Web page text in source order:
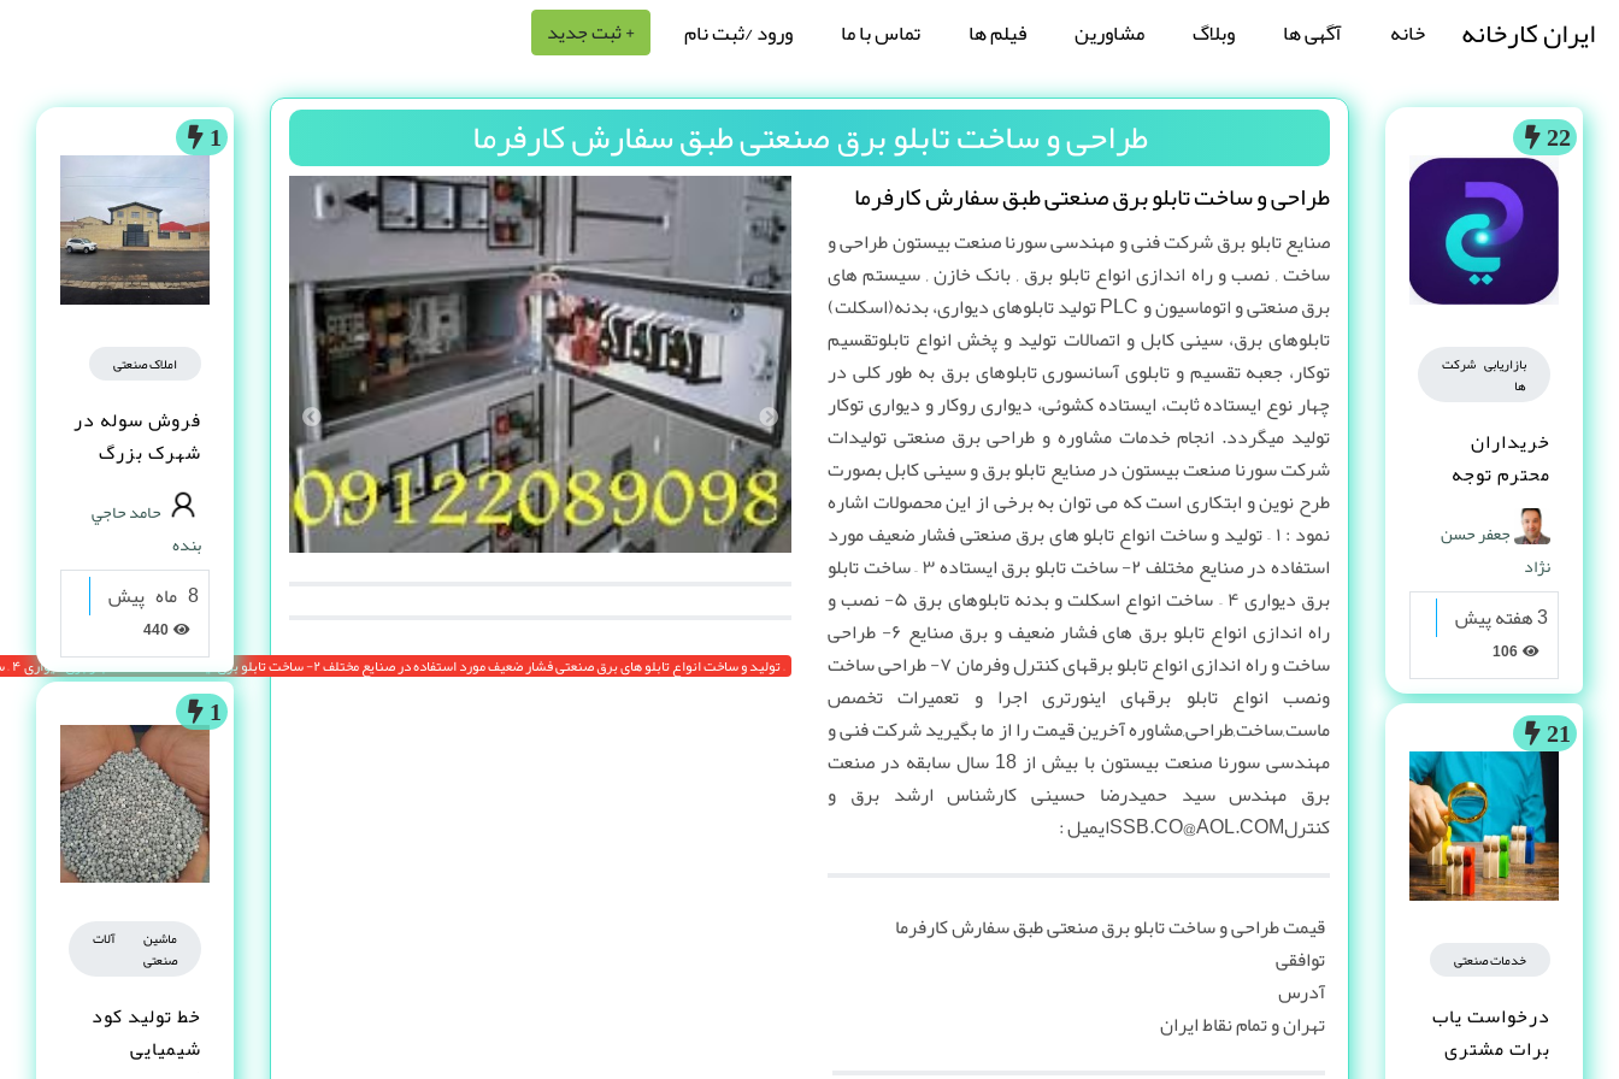
ایران کارخانه خانه آگهی ها وبلاگ مشاورین فیلم ها تماس با ما ورود /ثبت نام + ثبت جدید
22
بازاریابی شرکت
ها
خریداران
محترم توجه
کنند
جعفر حسن
نژاد
3 هفته پیش
21
خدمات صنعتی
درخواست یاب
برات مشتری
طراحی و ساخت تابلو برق صنعتی طبق سفارش کارفرما
طراحی و ساخت تابلو برق صنعتی طبق سفارش کارفرما
صنایع تابلو برق شرکت فنی و مهندسی سورنا صنعت بیستون طراحی و
ساخت , نصب و راه اندازی انواع تابلو برق , بانک خازن , سیستم های
برق صنعتی و اتوماسیون و PLC تولید تابلوهای دیواری، بدنه(اسکلت)
تابلوهای برق، سینی کابل و اتصالات تولید و پخش انواع تابلوتقسیم
توکار، جعبه تقسیم و تابلوی آسانسوری تابلوهای برق به طور کلی در
چهار نوع ایستاده ثابت، ایستاده کشوئی، دیواری روکار و دیواری توکار
تولید میگردد. انجام خدمات مشاوره و طراحی برق صنعتی تولیدات
شرکت سورنا صنعت بیستون در صنایع تابلو برق و سینی کابل بصورت
طرح نوین و ابتکاری است که می توان به برخی از این محصولات اشاره
نمود : ۱ – تولید و ساخت انواع تابلو های برق صنعتی فشار ضعیف مورد
استفاده در صنایع مختلف ۲- ساخت تابلو برق ایستاده ۳ – ساخت تابلو
برق دیواری ۴ – ساخت انواع اسکلت و بدنه تابلوهای برق ۵- نصب و
راه اندازی انواع تابلو برق های فشار ضعیف و برق صنایع ۶- طراحی
ساخت و راه اندازی انواع تابلو برقهای کنترل وفرمان ۷- طراحی ساخت
ونصب انواع تابلو برقهای اینورتری اجرا و تعمیرات تخصص
ماست,ساخت,طراحی,مشاوره آخرین قیمت را از ما بگیرید شرکت فنی و
مهندسی سورنا صنعت بیستون با بیش از 18 سال سابقه در صنعت
برق مهندس سید حمیدرضا حسینی کارشناس ارشد برق و
کنترلSSB.CO@AOL.COMایمیل :
قیمت طراحی و ساخت تابلو برق صنعتی طبق سفارش کارفرما
توافقی
آدرس
تهران و تمام نقاط ایران
1
املاک صنعتی
فروش سوله در
شهرک بزرگ
اصفهان فاز یک
حامد حاجي
بنده
8 ماه پیش
1
ماشین آلات
صنعتی
خط تولید کود
شیمیایی